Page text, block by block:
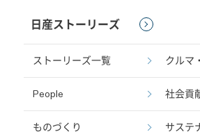
日産ストーリーズ
ストーリーズ一覧 クルマ
People 社会貢
ものづくり サステ